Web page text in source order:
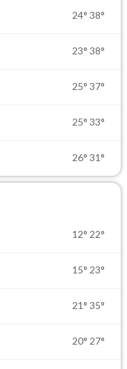
24° 38°
23° 38°
25° 37°
25° 33°
26° 31°
12° 22°
15° 23°
21° 35°
20° 27°